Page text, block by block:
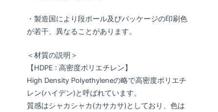
・製造国により段ボール及びパッケージの印刷色
が若干、異なることがあります。
＜材質の説明＞
【HDPE : 高密度ポリエチレン】
High Density Polyethyleneの略で高密度ポリエチ
レン(ハイデン)と呼ばれています。
質感はシャカシャカ(カサカサ)としており、色は